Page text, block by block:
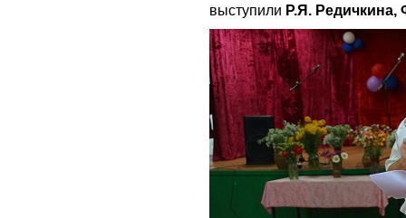
выступили Р.Я. Редичкина,